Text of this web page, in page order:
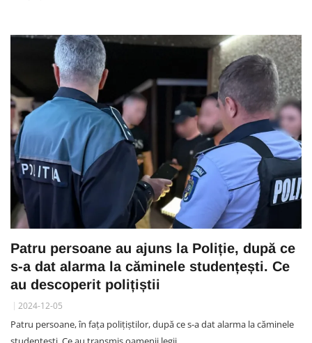
Patru persoane au ajuns la Poliție, după ce
s-a dat alarma la căminele studențești. Ce
au descoperit polițiștii
2024-12-05
Patru persoane, în fața polițiștilor, după ce s-a dat alarma la căminele